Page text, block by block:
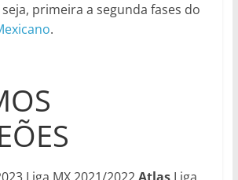
seja, primeira a segunda fases do
.